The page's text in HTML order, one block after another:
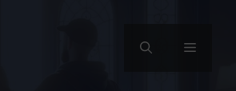
MENU